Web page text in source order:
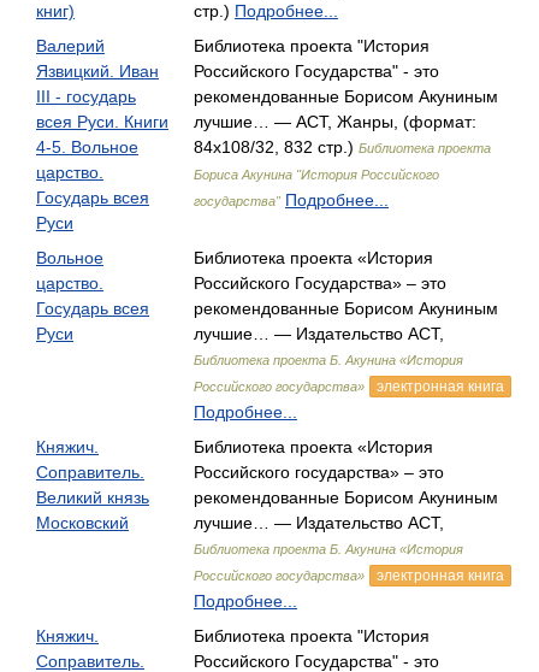
книг)
стр.) Подробнее...
Валерий
Язвицкий. Иван
III - государь
всея Руси. Книги
4-5. Вольное
царство.
Государь всея
Руси
Библиотека проекта "История
Российского Государства" - это
рекомендованные Борисом Акуниным
лучшие… — АСТ, Жанры, (формат:
84x108/32, 832 стр.) Библиотека проекта
Бориса Акунина "История Российского
государства" Подробнее...
Вольное
царство.
Государь всея
Руси
Библиотека проекта «История
Российского Государства» – это
рекомендованные Борисом Акуниным
лучшие… — Издательство АСТ,
Библиотека проекта Б. Акунина «История
Российского государства»
электронная книга
Подробнее...
Княжич.
Соправитель.
Великий князь
Московский
Библиотека проекта «История
Российского государства» – это
рекомендованные Борисом Акуниным
лучшие… — Издательство АСТ,
Библиотека проекта Б. Акунина «История
Российского государства»
электронная книга
Подробнее...
Княжич.
Соправитель.
Библиотека проекта "История
Российского Государства" - это